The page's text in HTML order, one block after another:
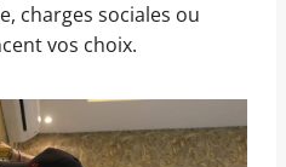
charges sociales ou
vos choix.